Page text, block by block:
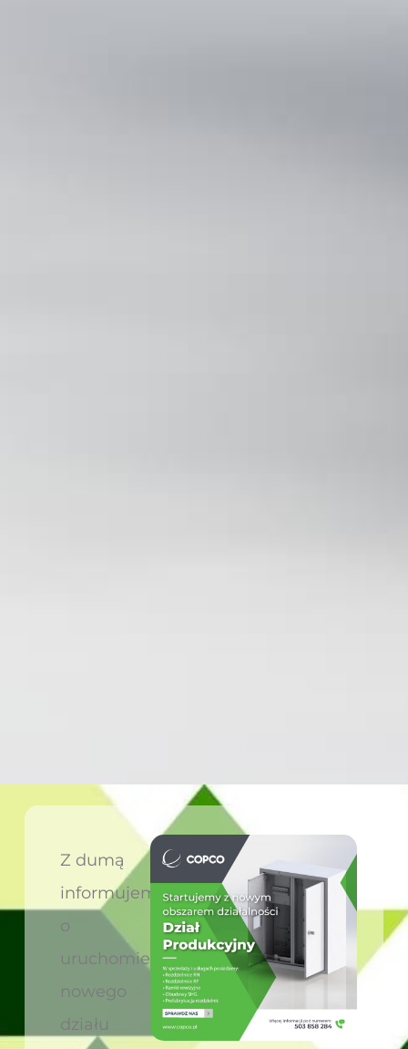
Z dumą
informujemy
o
uruchomieniu
nowego
działu